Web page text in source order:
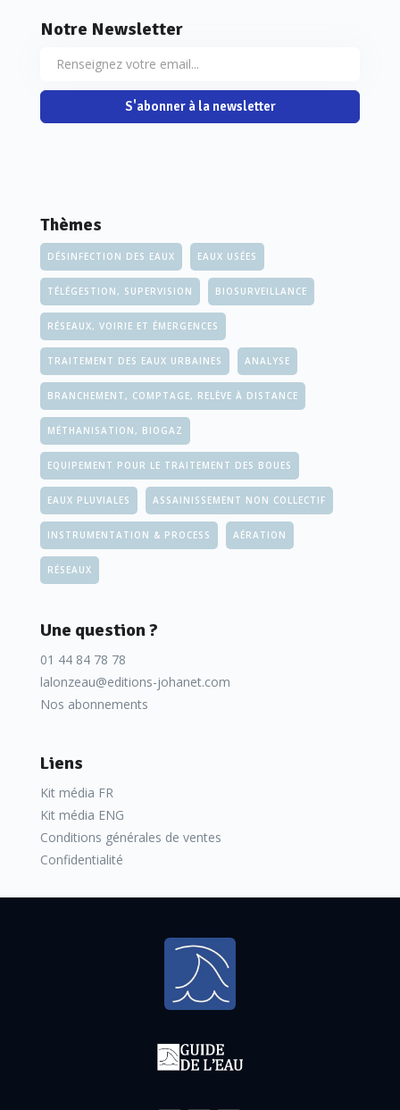
Notre Newsletter
S'abonner à la newsletter
Thèmes
DÉSINFECTION DES EAUX EAUX USÉES
TÉLÉGESTION, SUPERVISION BIOSURVEILLANCE
RÉSEAUX, VOIRIE ET ÉMERGENCES
TRAITEMENT DES EAUX URBAINES ANALYSE
BRANCHEMENT, COMPTAGE, RELÈVE À DISTANCE
MÉTHANISATION, BIOGAZ
EQUIPEMENT POUR LE TRAITEMENT DES BOUES
EAUX PLUVIALES ASSAINISSEMENT NON COLLECTIF
INSTRUMENTATION & PROCESS AÉRATION
RÉSEAUX
Une question ?
01 44 84 78 78
lalonzeau@editions-johanet.com
Nos abonnements
Liens
Kit média FR
Kit média ENG
Conditions générales de ventes
Confidentialité